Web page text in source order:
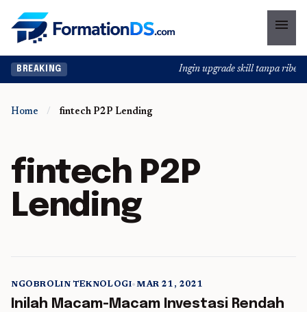
menu
BREAKING Ingin upgrade skill tanpa ribet?
Home / fintech P2P Lending
fintech P2P
Lending
5 min read
NGOBROLIN TEKNOLOGI•MAR 21, 2021
Inilah Macam-Macam Investasi Rendah